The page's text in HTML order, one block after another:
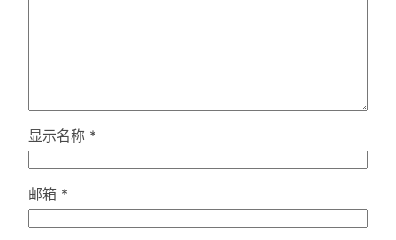
显示名称 *
邮箱 *